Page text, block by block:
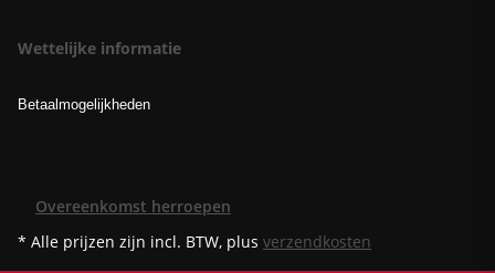
Wettelijke informatie
Betaalmogelijkheden
Overeenkomst herroepen
* Alle prijzen zijn incl. BTW, plus verzendkosten